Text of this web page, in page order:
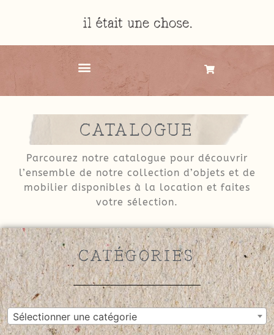
CATALOGUE
Parcourez notre catalogue pour découvrir
l’ensemble de notre collection d’objets et de
mobilier disponibles à la location et faites
votre sélection.
CATÉGORIES
Sélectionner une catégorie